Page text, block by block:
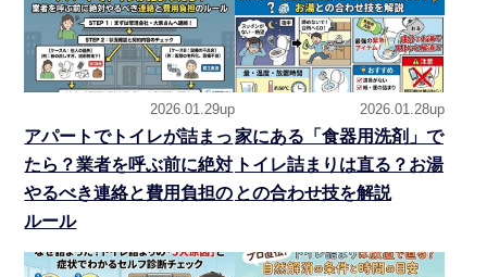
2026.01.29up
アパートでトイレが詰まっ
たら？業者を呼ぶ前に絶対
やるべき連絡と費用負担の
ルール
2026.01.28up
家にある「食器用洗剤」で
トイレ詰まりは直る？お湯
との合わせ技を解説